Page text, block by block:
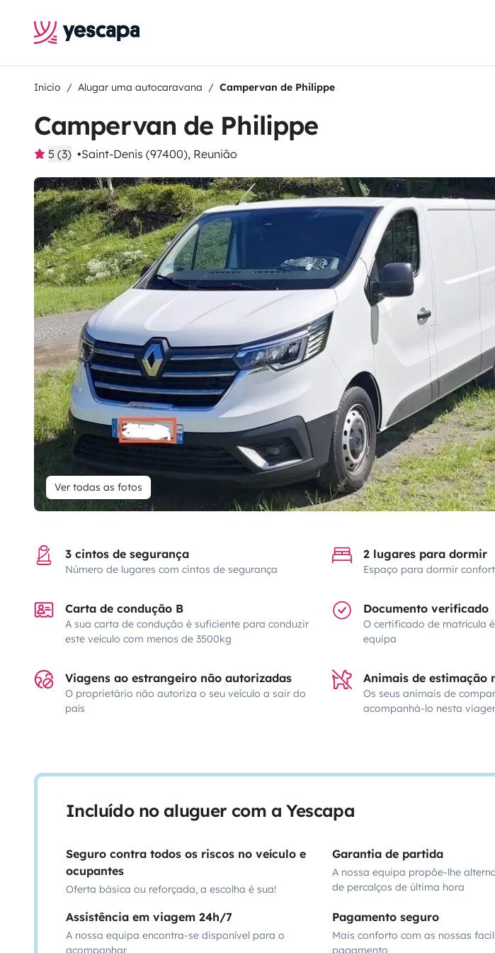
Inicio Alugar uma autocaravana Campervan de Philippe
Campervan de Philippe
5 (3) Saint-Denis (97400), Reunião
Ver todas as fotos
3 cintos de segurança
Número de lugares com cintos de segurança
2 lugares para dormir
Espaço para dormir
Carta de condução B
A sua carta de condução é suficiente para conduzir
este veículo com menos de 3500kg
Documento verificado
O certificado de matrícula
equipa
Viagens ao estrangeiro não autorizadas
O proprietário não autoriza o seu veículo a sair do
país
Animais de estimação
Os seus animais de
acompanhá-lo nesta
Incluído no aluguer com a Yescapa
Seguro contra todos os riscos no veículo e
ocupantes
Oferta básica ou reforçada, a escolha é sua!
Garantia de partida
A nossa equipa propõe-lhe
de percalços de última hora
Assistência em viagem 24h/7
A nossa equipa encontra-se disponível para o
acompanhar
Pagamento seguro
Mais conforto com as nossas
pagamento